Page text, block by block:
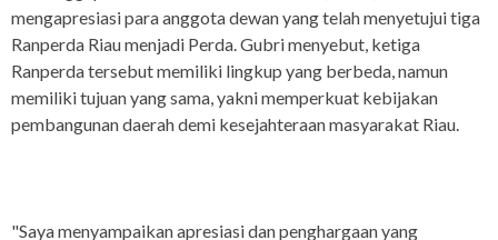
mengapresiasi para anggota dewan yang telah menyetujui tiga
Ranperda Riau menjadi Perda. Gubri menyebut, ketiga
Ranperda tersebut memiliki lingkup yang berbeda, namun
memiliki tujuan yang sama, yakni memperkuat kebijakan
pembangunan daerah demi kesejahteraan masyarakat Riau.
"Saya menyampaikan apresiasi dan penghargaan yang